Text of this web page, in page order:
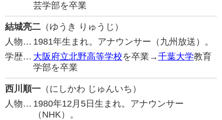
芸学部を卒業
結城亮二 （ゆうき りゅうじ）
人物… 1981年生まれ。アナウンサー（九州放送）。
学歴… 大阪府立北野高等学校を卒業→千葉大学教育
学部を卒業
西川順一 （にしかわ じゅんいち）
人物… 1980年12月5日生まれ。アナウンサー
（NHK）。